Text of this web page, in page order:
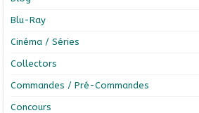
Blu-Ray
Cinéma / Séries
Collectors
Commandes / Pré-Commandes
Concours